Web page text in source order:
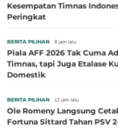
Kesempatan Timnas
Peringkat
BERITA PILIHAN 8 jam lalu
Piala AFF 2026 Tak Cuma
Timnas, tapi Juga Etalase
Domestik
BERITA PILIHAN 13 jam lalu
Ole Romeny Langsung
Fortuna Sittard Tahan PSV